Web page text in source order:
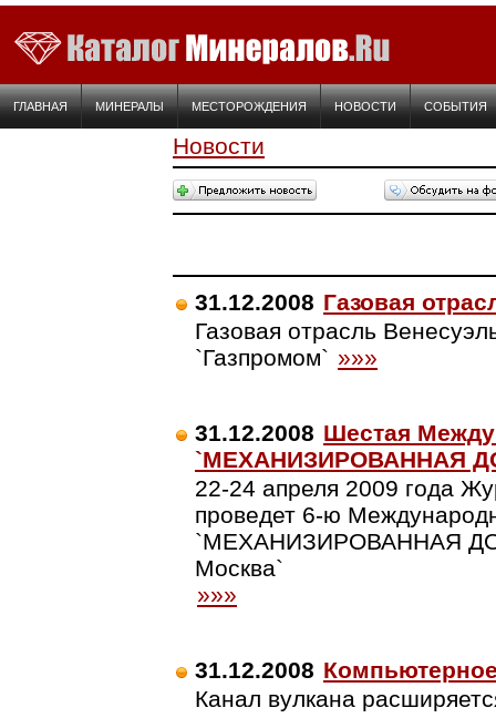
ГЛАВНАЯ МИНЕРАЛЫ МЕСТОРОЖДЕНИЯ НОВОСТИ СОБЫТИЯ
Новости
31.12.2008 Газовая
Газовая отрасль
`Газпромом` »»»
31.12.2008 Шестая
`МЕХАНИЗИРОВАННАЯ
22-24 апреля 2009 года
проведет 6-ю
`МЕХАНИЗИРОВАННАЯ
Москва`
»»»
31.12.2008
Канал вулкана